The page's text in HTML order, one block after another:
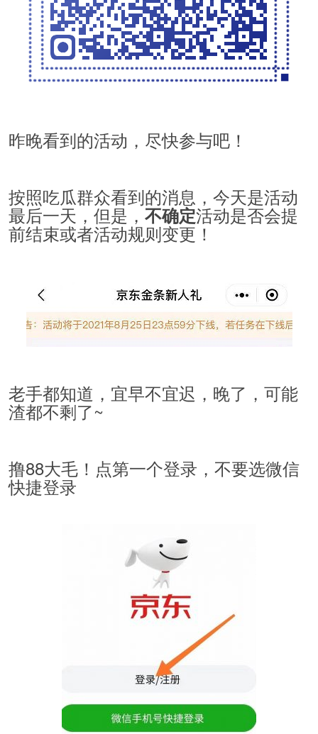
昨晚看到的活动，尽快参与吧！
按照吃瓜群众看到的消息，今天是活动
最后一天，但是，不确定活动是否会提
前结束或者活动规则变更！
老手都知道，宜早不宜迟，晚了，可能
渣都不剩了~
撸88大毛！点第一个登录，不要选微信
快捷登录